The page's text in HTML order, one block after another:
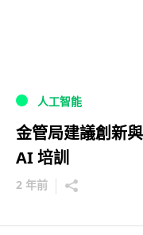
人工智能
金管局建議創新
AI 培訓
2 年前